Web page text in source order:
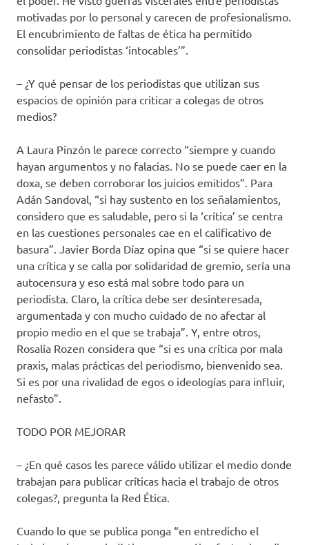
motivadas por lo personal y carecen de profesionalismo.
El encubrimiento de faltas de ética ha permitido
consolidar periodistas ‘intocables’”.
– ¿Y qué pensar de los periodistas que utilizan sus
espacios de opinión para criticar a colegas de otros
medios?
A Laura Pinzón le parece correcto “siempre y cuando
hayan argumentos y no falacias. No se puede caer en la
doxa, se deben corroborar los juicios emitidos”. Para
Adán Sandoval, “si hay sustento en los señalamientos,
considero que es saludable, pero si la ‘crítica’ se centra
en las cuestiones personales cae en el calificativo de
basura”. Javier Borda Díaz opina que “si se quiere hacer
una crítica y se calla por solidaridad de gremio, sería una
autocensura y eso está mal sobre todo para un
periodista. Claro, la crítica debe ser desinteresada,
argumentada y con mucho cuidado de no afectar al
propio medio en el que se trabaja”. Y, entre otros,
Rosalía Rozen considera que “si es una crítica por mala
praxis, malas prácticas del periodismo, bienvenido sea.
Si es por una rivalidad de egos o ideologías para influir,
nefasto”.
TODO POR MEJORAR
– ¿En qué casos les parece válido utilizar el medio donde
trabajan para publicar críticas hacia el trabajo de otros
colegas?, pregunta la Red Ética.
Cuando lo que se publica ponga “en entredicho el